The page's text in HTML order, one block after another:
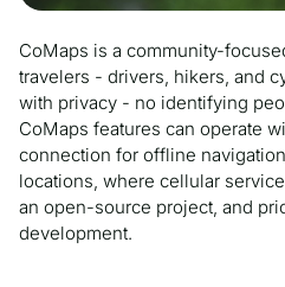
CoMaps is a community-
travelers - drivers, hikers, and
with privacy - no identifying
CoMaps features can operate
connection for offline
locations, where cellular
an open-source project, and
development.